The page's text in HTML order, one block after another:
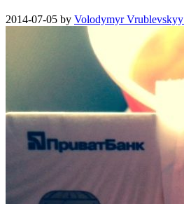
2014-07-05 by Volodymyr Vrublevskyy